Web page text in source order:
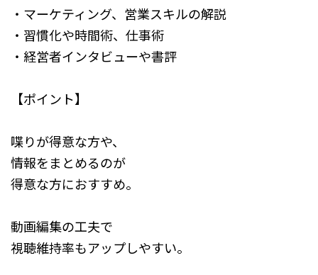
・マーケティング、営業スキルの解説
・習慣化や時間術、仕事術
・経営者インタビューや書評
【ポイント】
喋りが得意な方や、
情報をまとめるのが
得意な方におすすめ。
動画編集の工夫で
視聴維持率もアップしやすい。